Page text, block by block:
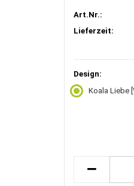
Art.Nr.:
Lieferzeit:
Design:
Koala Liebe